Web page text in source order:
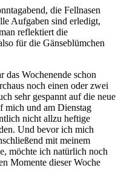
die Fellnasen
Aufgaben sind erledigt,
reflektiert die
für die Gänseblümchen
das Wochenende schon
noch einen oder zwei
sehr gespannt auf die neue
mich und am Dienstag
nicht allzu heftige
Und bevor ich mich
mit meinem
möchte ich natürlich noch
Momente dieser Woche